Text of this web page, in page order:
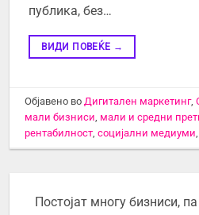
публика, без…
ВИДИ ПОВЕЌЕ →
Објавено во Дигитален маркетинг,
мали бизниси мали и средни
рентабилност ,социјални медиуми
Постојат многу бизниси,